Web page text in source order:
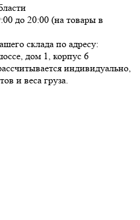
до 20:00 (на товары в
склада по адресу:
дом 1, корпус 6
индивидуально,
и веса груза.